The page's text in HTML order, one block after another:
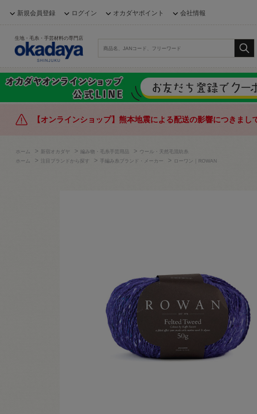
新規会員登録 ログイン オカダヤポイント 会社情報
生地・毛糸・手芸材料の専門店
【オンラインショップ】熊本地震による配送の影響につきまし
ホーム > 新宿オカダヤ > 編み物・毛糸手芸用品 > ウール・天然毛混紡糸
ホーム
> 注目ブランドから探す > 手編み糸ブランド・メーカー > ローワン｜ROWAN